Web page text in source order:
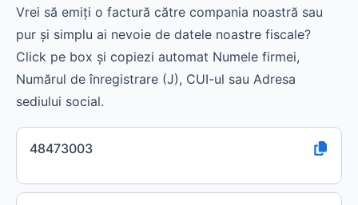
Vrei să emiți o factură către compania noastră sau
pur și simplu ai nevoie de datele noastre fiscale?
Click pe box și copiezi automat Numele firmei,
Numărul de înregistrare (J), CUI-ul sau Adresa
sediului social.
48473003